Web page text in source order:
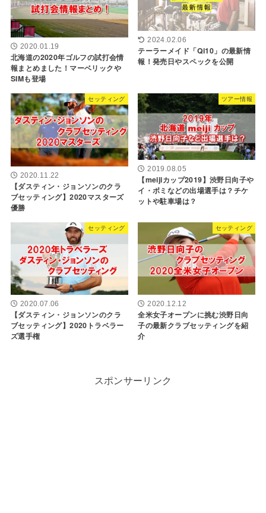
2020.01.19
北海道の2020年ゴルフの試打会情
報まとめました！マーベリックや
SIMも登場
2024.02.06
テーラーメイド「Qi10」の最新情
報！発売日やスペックを公開
セッティング
2020.11.22
【ダスティン・ジョンソンのクラ
ブセッティング】2020マスターズ
優勝
ツアー情報
2019.08.05
【meijiカップ2019】渋野日向子や
イ・ボミなどの出場選手は？チケ
ットや駐車場は？
セッティング
2020.07.06
【ダスティン・ジョンソンのクラ
ブセッティング】2020トラベラー
ズ選手権
セッティング
2020.12.12
全米女子オープンに挑む渋野日向
子の最新クラブセッティングを紹
介
スポンサーリンク